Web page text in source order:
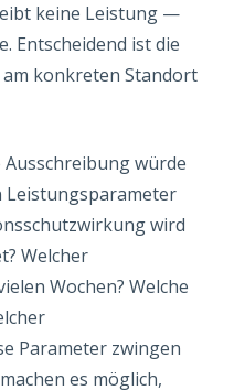
keine Leistung —
Entscheidend ist die
am konkreten Standort
würde
wird
Welcher
Wochen? Welche
Parameter zwingen
es möglich,